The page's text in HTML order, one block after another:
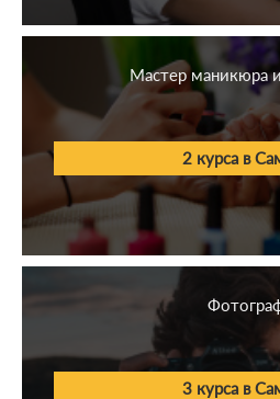
Мастер маникюра
2 курса в
3 курса в